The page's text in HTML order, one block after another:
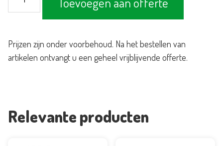
leverbaar
aantal
Prijzen zijn onder voorbehoud. Na het bestellen van
artikelen ontvangt u een geheel vrijblijvende offerte.
Relevante producten